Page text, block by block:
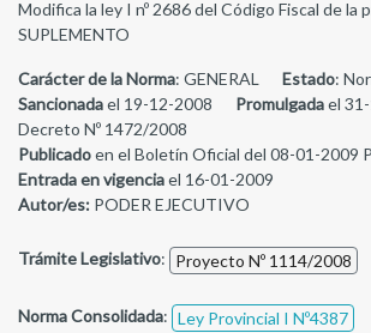
Modifica la ley I nº 2686 del Código Fiscal de la
SUPLEMENTO
Carácter de la Norma: GENERAL Estado:
Sancionadael 19-12-2008 Promulgadael
Decreto Nº 1472/2008
Publicadoen el Boletín Oficial del 08-01-2009
Entrada en vigenciael 16-01-2009
Autor/es: PODER EJECUTIVO
Trámite Legislativo: Proyecto Nº 1114/2008
Norma Consolidada: Ley Provincial I Nº4387